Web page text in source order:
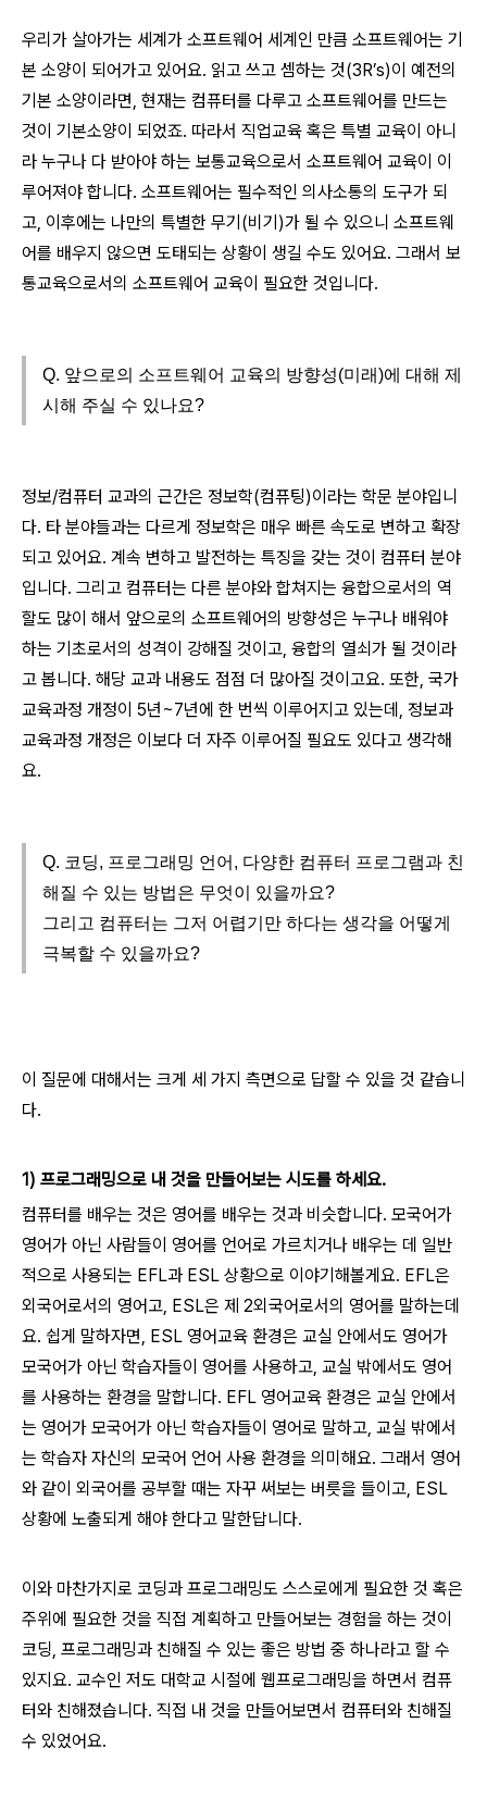
우리가 살아가는 세계가 소프트웨어 세계인 만큼 소프트웨어는 기
본 소양이 되어가고 있어요. 읽고 쓰고 셈하는 것(3R’s)이 예전의
기본 소양이라면, 현재는 컴퓨터를 다루고 소프트웨어를 만드는
것이 기본소양이 되었죠. 따라서 직업교육 혹은 특별 교육이 아니
라 누구나 다 받아야 하는 보통교육으로서 소프트웨어 교육이 이
루어져야 합니다. 소프트웨어는 필수적인 의사소통의 도구가 되
고, 이후에는 나만의 특별한 무기(비기)가 될 수 있으니 소프트웨
어를 배우지 않으면 도태되는 상황이 생길 수도 있어요. 그래서 보
통교육으로서의 소프트웨어 교육이 필요한 것입니다.
Q. 앞으로의 소프트웨어 교육의 방향성(미래)에 대해 제
시해 주실 수 있나요?
정보/컴퓨터 교과의 근간은 정보학(컴퓨팅)이라는 학문 분야입니
다. 타 분야들과는 다르게 정보학은 매우 빠른 속도로 변하고 확장
되고 있어요. 계속 변하고 발전하는 특징을 갖는 것이 컴퓨터 분야
입니다. 그리고 컴퓨터는 다른 분야와 합쳐지는 융합으로서의 역
할도 많이 해서 앞으로의 소프트웨어의 방향성은 누구나 배워야
하는 기초로서의 성격이 강해질 것이고, 융합의 열쇠가 될 것이라
고 봅니다. 해당 교과 내용도 점점 더 많아질 것이고요. 또한, 국가
교육과정 개정이 5년~7년에 한 번씩 이루어지고 있는데, 정보과
교육과정 개정은 이보다 더 자주 이루어질 필요도 있다고 생각해
요.
Q. 코딩, 프로그래밍 언어, 다양한 컴퓨터 프로그램과 친
해질 수 있는 방법은 무엇이 있을까요?
그리고 컴퓨터는 그저 어렵기만 하다는 생각을 어떻게
극복할 수 있을까요?
이 질문에 대해서는 크게 세 가지 측면으로 답할 수 있을 것 같습니
다.
1) 프로그래밍으로 내 것을 만들어보는 시도를 하세요.
컴퓨터를 배우는 것은 영어를 배우는 것과 비슷합니다. 모국어가
영어가 아닌 사람들이 영어를 언어로 가르치거나 배우는 데 일반
적으로 사용되는 EFL과 ESL 상황으로 이야기해볼게요. EFL은
외국어로서의 영어고, ESL은 제 2외국어로서의 영어를 말하는데
요. 쉽게 말하자면, ESL 영어교육 환경은 교실 안에서도 영어가
모국어가 아닌 학습자들이 영어를 사용하고, 교실 밖에서도 영어
를 사용하는 환경을 말합니다. EFL 영어교육 환경은 교실 안에서
는 영어가 모국어가 아닌 학습자들이 영어로 말하고, 교실 밖에서
는 학습자 자신의 모국어 언어 사용 환경을 의미해요. 그래서 영어
와 같이 외국어를 공부할 때는 자꾸 써보는 버릇을 들이고, ESL
상황에 노출되게 해야 한다고 말한답니다.
이와 마찬가지로 코딩과 프로그래밍도 스스로에게 필요한 것 혹은
주위에 필요한 것을 직접 계획하고 만들어보는 경험을 하는 것이
코딩, 프로그래밍과 친해질 수 있는 좋은 방법 중 하나라고 할 수
있지요. 교수인 저도 대학교 시절에 웹프로그래밍을 하면서 컴퓨
터와 친해졌습니다. 직접 내 것을 만들어보면서 컴퓨터와 친해질
수 있었어요.